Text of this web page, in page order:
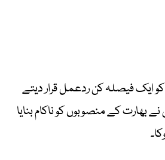
کو ایک فیصلہ کن ردعمل قرار دیتے
بھارت کے منصوبوں کو ناکام بنایا